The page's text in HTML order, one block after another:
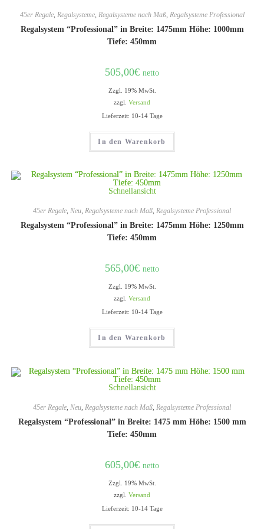
45er Regale, Regalsysteme, Regalsysteme nach Maß, Regalsysteme Professional
Regalsystem “Professional” in Breite: 1475mm Höhe: 1000mm
Tiefe: 450mm
505,00€ netto
Zzgl. 19% MwSt.
zzgl. Versand
Lieferzeit: 10-14 Tage
In den Warenkorb
Schnellansicht
45er Regale, Neu, Regalsysteme nach Maß, Regalsysteme Professional
Regalsystem “Professional” in Breite: 1475mm Höhe: 1250mm
Tiefe: 450mm
565,00€ netto
Zzgl. 19% MwSt.
zzgl. Versand
Lieferzeit: 10-14 Tage
In den Warenkorb
Schnellansicht
45er Regale Neu Regalsysteme nach Maß Regalsysteme Professional
Regalsystem “Professional” in Breite: 1475 mm Höhe: 1500 mm
Tiefe: 450mm
605,00€ netto
Zzgl. 19% MwSt.
zzgl. Versand
Lieferzeit: 10-14 Tage